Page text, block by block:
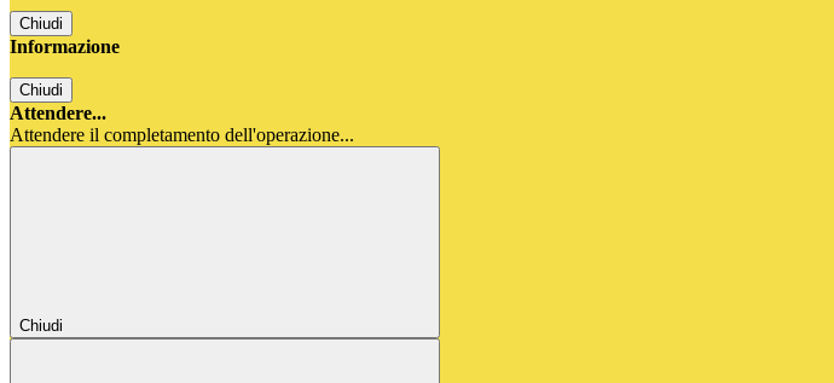
Chiudi
Informazione
Chiudi
Attendere...
Attendere il completamento dell'operazione...
Chiudi